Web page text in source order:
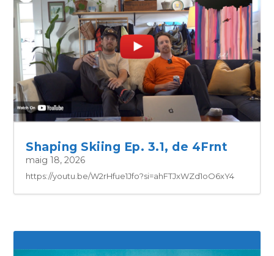
Shaping Skiing Ep. 3.1, de 4Frnt
maig 18, 2026
https://youtu.be/W2rHfue1Jfo?si=ahFTJxWZd1oO6xY4